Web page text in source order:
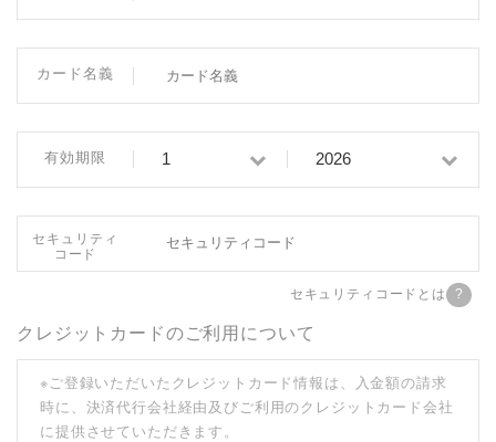
カード名義
有効期限
セキュリティ
コード
セキュリティコードとは
クレジットカードのご利用について
※ご登録いただいたクレジットカード情報は、入金額の請求
時に、決済代行会社経由及びご利用のクレジットカード会社
に提供させていただきます。